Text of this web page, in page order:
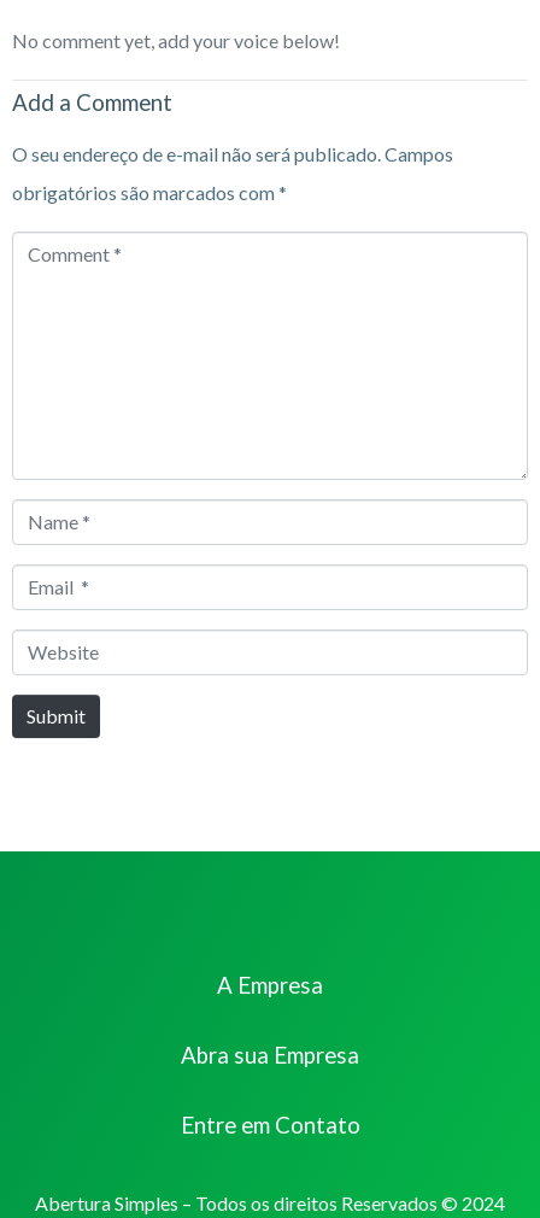
No comment yet, add your voice below!
Add a Comment
O seu endereço de e-mail não será publicado.Campos
obrigatórios são marcados com*
Comment
Name
Email
Website
Submit
A Empresa
Abra sua Empresa
Entre em Contato
Abertura Simples – Todos os direitos Reservados © 2024